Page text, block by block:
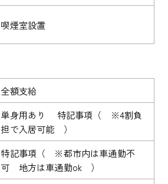
喫煙室設置
全額支給
単身用あり 特記事項（ ※4割負
担で入居可能 ）
特記事項（ ※都市内は車通勤不
可 地方は車通勤ok ）